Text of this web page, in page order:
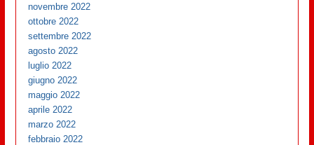
novembre 2022
ottobre 2022
settembre 2022
agosto 2022
luglio 2022
giugno 2022
maggio 2022
aprile 2022
marzo 2022
febbraio 2022